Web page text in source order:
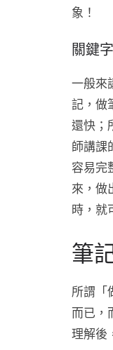
象！
關鍵
一般來
記，做
還快；
師講課
容易完
來，做
時，就
筆
所謂「
而已，
理解後